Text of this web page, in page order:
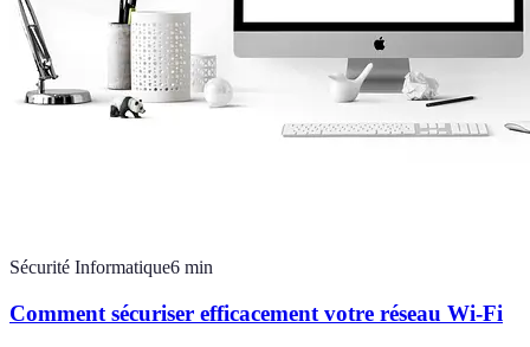
Sécurité Informatique6 min
Comment sécuriser efficacement votre réseau Wi-Fi